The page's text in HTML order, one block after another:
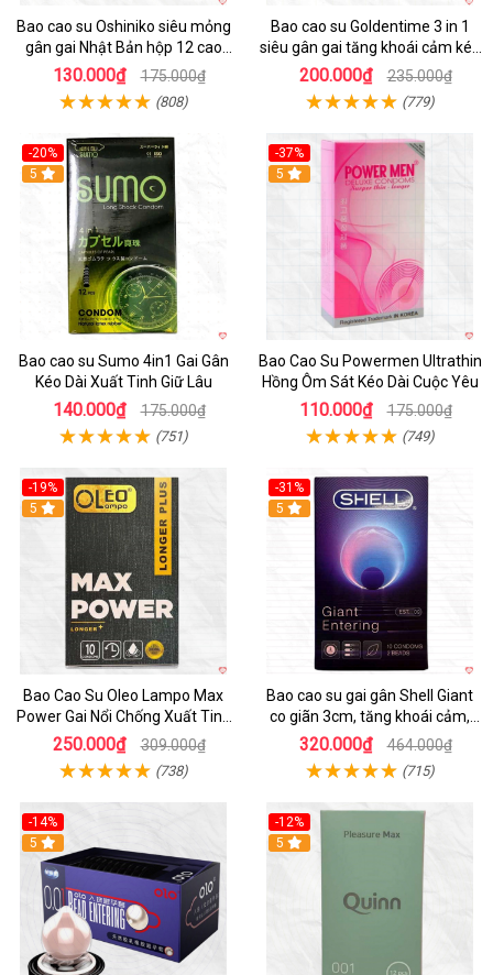
Bao cao su Oshiniko siêu mỏng
gân gai Nhật Bản hộp 12 cao
cấp thăng hoa
130.000₫ 175.000₫
(808)
Bao cao su Goldentime 3 in 1
siêu gân gai tăng khoái cảm kéo
dài
200.000₫ 235.000₫
(779)
-20%
5
Bao cao su Sumo 4in1 Gai Gân
Kéo Dài Xuất Tinh Giữ Lâu
140.000₫ 175.000₫
(751)
-37%
5
Bao Cao Su Powermen Ultrathin
Hồng Ôm Sát Kéo Dài Cuộc Yêu
110.000₫ 175.000₫
(749)
-19%
5
Bao Cao Su Oleo Lampo Max
Power Gai Nổi Chống Xuất Tinh
Sớm
250.000₫ 309.000₫
(738)
-31%
5
Bao cao su gai gân Shell Giant
co giãn 3cm, tăng khoái cảm,
siêu bền
320.000₫ 464.000₫
(715)
-14%
5
-12%
5